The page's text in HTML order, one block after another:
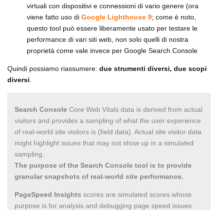
virtuali con dispositivi e connessioni di vario genere (ora
viene fatto uso di Google Lighthouse 9; come è noto,
questo tool può essere liberamente usato per testare le
performance di vari siti web, non solo quelli di nostra
proprietà come vale invece per Google Search Console
Quindi possiamo riassumere: due strumenti diversi, due scopi
diversi
Search Console Core Web Vitals data is derived from actual
visitors and provides a sampling of what the user experience
of real-world site visitors is (field data). Actual site visitor data
might highlight issues that may not show up in a simulated
sampling.
The purpose of the Search Console tool is to provide
granular snapshots of real-world site performance.
PageSpeed Insights scores are simulated scores whose
purpose is for analysis and debugging page speed issues.